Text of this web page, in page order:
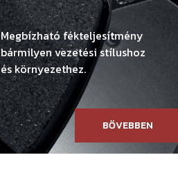
Megbízható fékteljesítmény
bármilyen vezetési stílushoz
és környezethez.
BŐVEBBEN